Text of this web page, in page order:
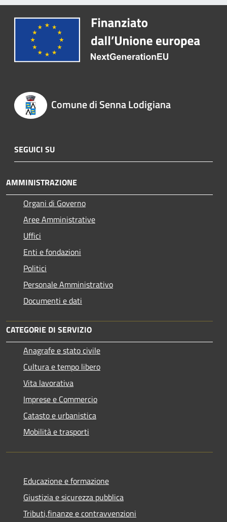
Comune di Senna Lodigiana
SEGUICI SU
AMMINISTRAZIONE
Organi di Governo
Aree Amministrative
Uffici
Enti e fondazioni
Politici
Personale Amministrativo
Documenti e dati
CATEGORIE DI SERVIZIO
Anagrafe e stato civile
Cultura e tempo libero
Vita lavorativa
Imprese e Commercio
Catasto e urbanistica
Mobilità e trasporti
Educazione e formazione
Giustizia e sicurezza pubblica
Tributi,finanze e contravvenzioni